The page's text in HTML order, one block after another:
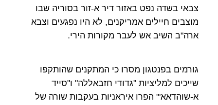
צבאי בשדה נפט באזור דיר א-זור בסוריה שבו
מוצבים חיילים אמריקנים, לא היו נפגעים וצבא
ארה"ב השיב אש לעבר מקורות הירי.
גורמים בפנטגון מסרו כי המתקנים שהותקפו
שייכים למליציות "גדודי חזבאללה" ו"סייד
א-שוהדאא'" הפרו איראניות בעקבות שורה של